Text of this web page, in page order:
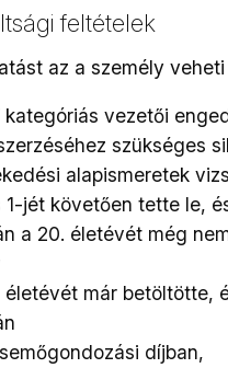
feltételek
az a személy
kategóriás vezetői
szükséges
alapismeretek
1-jét követően tette le,
a 20. életévét még
életévét már betöltötte,
díjban,